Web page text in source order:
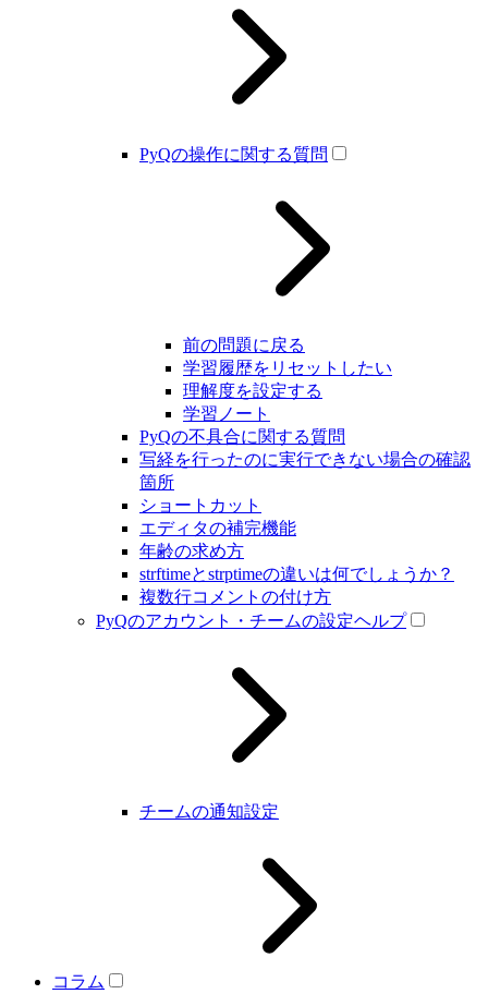
PyQの操作に関する質問
前の問題に戻る
学習履歴をリセットしたい
理解度を設定する
学習ノート
PyQの不具合に関する質問
写経を行ったのに実行できない場合の確認
箇所
ショートカット
エディタの補完機能
年齢の求め方
strftimeとstrptimeの違いは何でしょうか？
複数行コメントの付け方
PyQのアカウント・チームの設定ヘルプ
チームの通知設定
コラム